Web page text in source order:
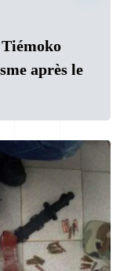
après le